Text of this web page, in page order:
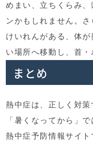
めまい、立ちくらみ
ンかもしれません。
けいれんがある、体
い場所へ移動し、首
まとめ
熱中症は、正しく対策
「暑くなってから」
熱中症予防情報サイ